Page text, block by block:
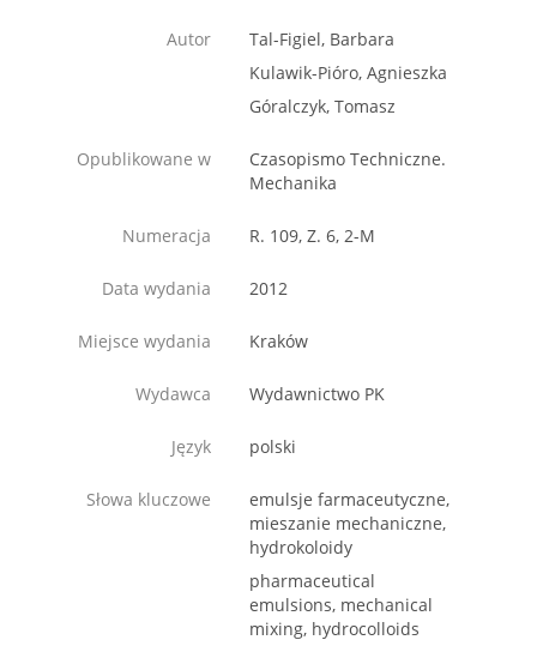
Autor
Tal-Figiel, Barbara
Kulawik-Pióro, Agnieszka
Góralczyk, Tomasz
Opublikowane w
Czasopismo Techniczne.
Mechanika
Numeracja R. 109, Z. 6, 2-M
Data wydania 2012
Miejsce wydania Kraków
Wydawca Wydawnictwo PK
Język polski
Słowa kluczowe
emulsje farmaceutyczne,
mieszanie mechaniczne,
hydrokoloidy
pharmaceutical
emulsions, mechanical
mixing, hydrocolloids